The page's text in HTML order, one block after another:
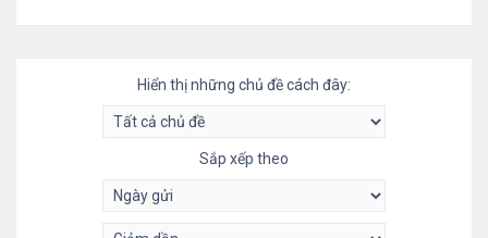
Hiển thị những chủ đề cách đây:
Sắp xếp theo